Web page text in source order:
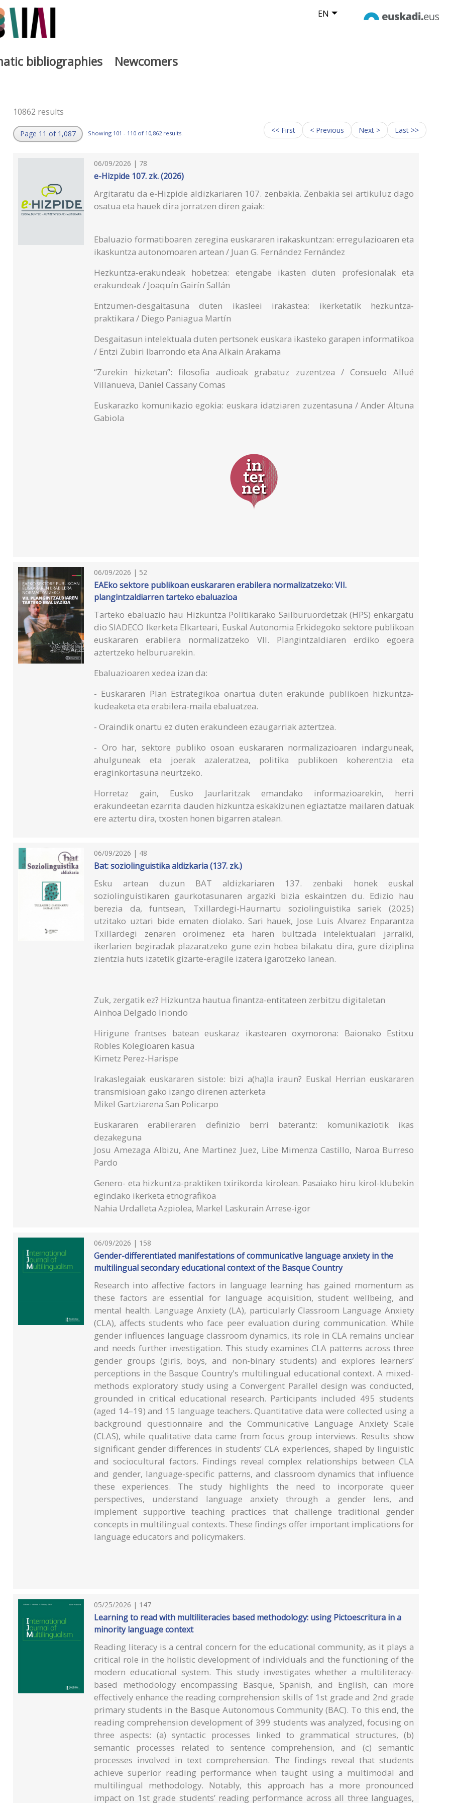
EN
bibliographies Newcomers
10862 results
Page 11 of 1,087 Showing 101 - 110 of 10,862 results. << First < Previous Next > Last >>
06/09/2026 | 78
e-Hizpide 107. zk. (2026)
Argitaratu da e-Hizpide aldizkariaren 107. zenbakia. Zenbakia sei artikuluz dago
osatua eta hauek dira jorratzen diren gaiak:
Ebaluazio formatiboaren zeregina euskararen irakaskuntzan: erregulazioaren eta
ikaskuntza autonomoaren artean / Juan G. Fernández Fernández
Hezkuntza-erakundeak hobetzea: etengabe ikasten duten profesionalak eta
erakundeak / Joaquín Gairín Sallán
Entzumen-desgaitasuna duten ikasleei irakastea: ikerketatik hezkuntza-
praktikara / Diego Paniagua Martín
Desgaitasun intelektuala duten pertsonek euskara ikasteko garapen informatikoa
/ Entzi Zubiri Ibarrondo eta Ana Alkain Arakama
“Zurekin hizketan”: filosofia audioak grabatuz zuzentzea / Consuelo Allué
Villanueva, Daniel Cassany Comas
Euskarazko komunikazio egokia: euskara idatziaren zuzentasuna / Ander Altuna
Gabiola
06/09/2026 | 52
EAEko sektore publikoan euskararen erabilera normalizatzeko: VII.
plangintzaldiarren tarteko ebaluazioa
Tarteko ebaluazio hau Hizkuntza Politikarako Sailburuordetzak (HPS) enkargatu
dio SIADECO Ikerketa Elkarteari, Euskal Autonomia Erkidegoko sektore publikoan
euskararen erabilera normalizatzeko VII. Plangintzaldiaren erdiko egoera
aztertzeko helburuarekin.
Ebaluazioaren xedea izan da:
- Euskararen Plan Estrategikoa onartua duten erakunde publikoen hizkuntza-
kudeaketa eta erabilera-maila ebaluatzea.
- Oraindik onartu ez duten erakundeen ezaugarriak aztertzea.
- Oro har, sektore publiko osoan euskararen normalizazioaren indarguneak,
ahulguneak eta joerak azaleratzea, politika publikoen koherentzia eta
eraginkortasuna neurtzeko.
Horretaz gain, Eusko Jaurlaritzak emandako informazioarekin, herri
erakundeetan ezarrita dauden hizkuntza eskakizunen egiaztatze mailaren datuak
ere aztertu dira, txosten honen bigarren atalean.
06/09/2026 | 48
Bat: soziolinguistika aldizkaria (137. zk.)
Esku artean duzun BAT aldizkariaren 137. zenbaki honek euskal
soziolinguistikaren gaurkotasunaren argazki bizia eskaintzen du. Edizio hau
berezia da, funtsean, Txillardegi-Haurnartu soziolinguistika sariek (2025)
utzitako uztari bide ematen diolako. Sari hauek, Jose Luis Alvarez Enparantza
Txillardegi zenaren oroimenez eta haren bultzada intelektualari jarraiki,
ikerlarien begiradak plazaratzeko gune ezin hobea bilakatu dira, gure diziplina
zientzia huts izatetik gizarte-eragile izatera igarotzeko lanean.
Zuk, zergatik ez? Hizkuntza hautua finantza-entitateen zerbitzu digitaletan
Ainhoa Delgado Iriondo
Hirigune frantses batean euskaraz ikastearen oxymorona: Baionako Estitxu
Robles Kolegioaren kasua
Kimetz Perez-Harispe
Irakaslegaiak euskararen sistole: bizi a(ha)la iraun? Euskal Herrian euskararen
transmisioan gako izango direnen azterketa
Mikel Gartziarena San Policarpo
Euskararen erabileraren definizio berri baterantz: komunikaziotik ikas
dezakeguna
Josu Amezaga Albizu, Ane Martinez Juez, Libe Mimenza Castillo, Naroa Burreso
Pardo
Genero- eta hizkuntza-praktiken txirikorda kirolean. Pasaiako hiru kirol-klubekin
egindako ikerketa etnografikoa
Nahia Urdalleta Azpiolea, Markel Laskurain Arrese-igor
06/09/2026 | 158
Gender-differentiated manifestations of communicative language anxiety in the
multilingual secondary educational context of the Basque Country
Research into affective factors in language learning has gained momentum as
these factors are essential for language acquisition, student wellbeing, and
mental health. Language Anxiety (LA), particularly Classroom Language Anxiety
(CLA), affects students who face peer evaluation during communication. While
gender influences language classroom dynamics, its role in CLA remains unclear
and needs further investigation. This study examines CLA patterns across three
gender groups (girls, boys, and non-binary students) and explores learners’
perceptions in the Basque Country's multilingual educational context. A mixed-
methods exploratory study using a Convergent Parallel design was conducted,
grounded in critical educational research. Participants included 495 students
(aged 14–19) and 15 language teachers. Quantitative data were collected using a
background questionnaire and the Communicative Language Anxiety Scale
(CLAS), while qualitative data came from focus group interviews. Results show
significant gender differences in students’ CLA experiences, shaped by linguistic
and sociocultural factors. Findings reveal complex relationships between CLA
and gender, language-specific patterns, and classroom dynamics that influence
these experiences. The study highlights the need to incorporate queer
perspectives, understand language anxiety through a gender lens, and
implement supportive teaching practices that challenge traditional gender
concepts in multilingual contexts. These findings offer important implications for
language educators and policymakers.
05/25/2026 | 147
Learning to read with multiliteracies based methodology: using Pictoescritura in a
minority language context
Reading literacy is a central concern for the educational community, as it plays a
critical role in the holistic development of individuals and the functioning of the
modern educational system. This study investigates whether a multiliteracy-
based methodology encompassing Basque, Spanish, and English, can more
effectively enhance the reading comprehension skills of 1st grade and 2nd grade
primary students in the Basque Autonomous Community (BAC). To this end, the
reading comprehension development of 399 students was analyzed, focusing on
three aspects: (a) syntactic processes linked to grammatical structures, (b)
semantic processes related to sentence comprehension, and (c) semantic
processes involved in text comprehension. The findings reveal that students
achieve superior reading performance when taught using a multimodal and
multilingual methodology. Notably, this approach has a more pronounced
impact on 1st grade students’ reading performance across all three languages,